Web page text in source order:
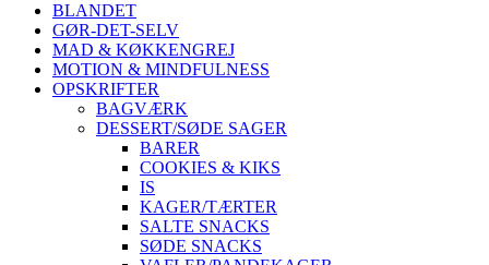
BLANDET
GØR-DET-SELV
MAD & KØKKENGREJ
MOTION & MINDFULNESS
OPSKRIFTER
BAGVÆRK
DESSERT/SØDE SAGER
BARER
COOKIES & KIKS
IS
KAGER/TÆRTER
SALTE SNACKS
SØDE SNACKS